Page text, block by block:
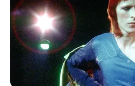
ACS e ACE:
contrato precário —
no seu bolso e na